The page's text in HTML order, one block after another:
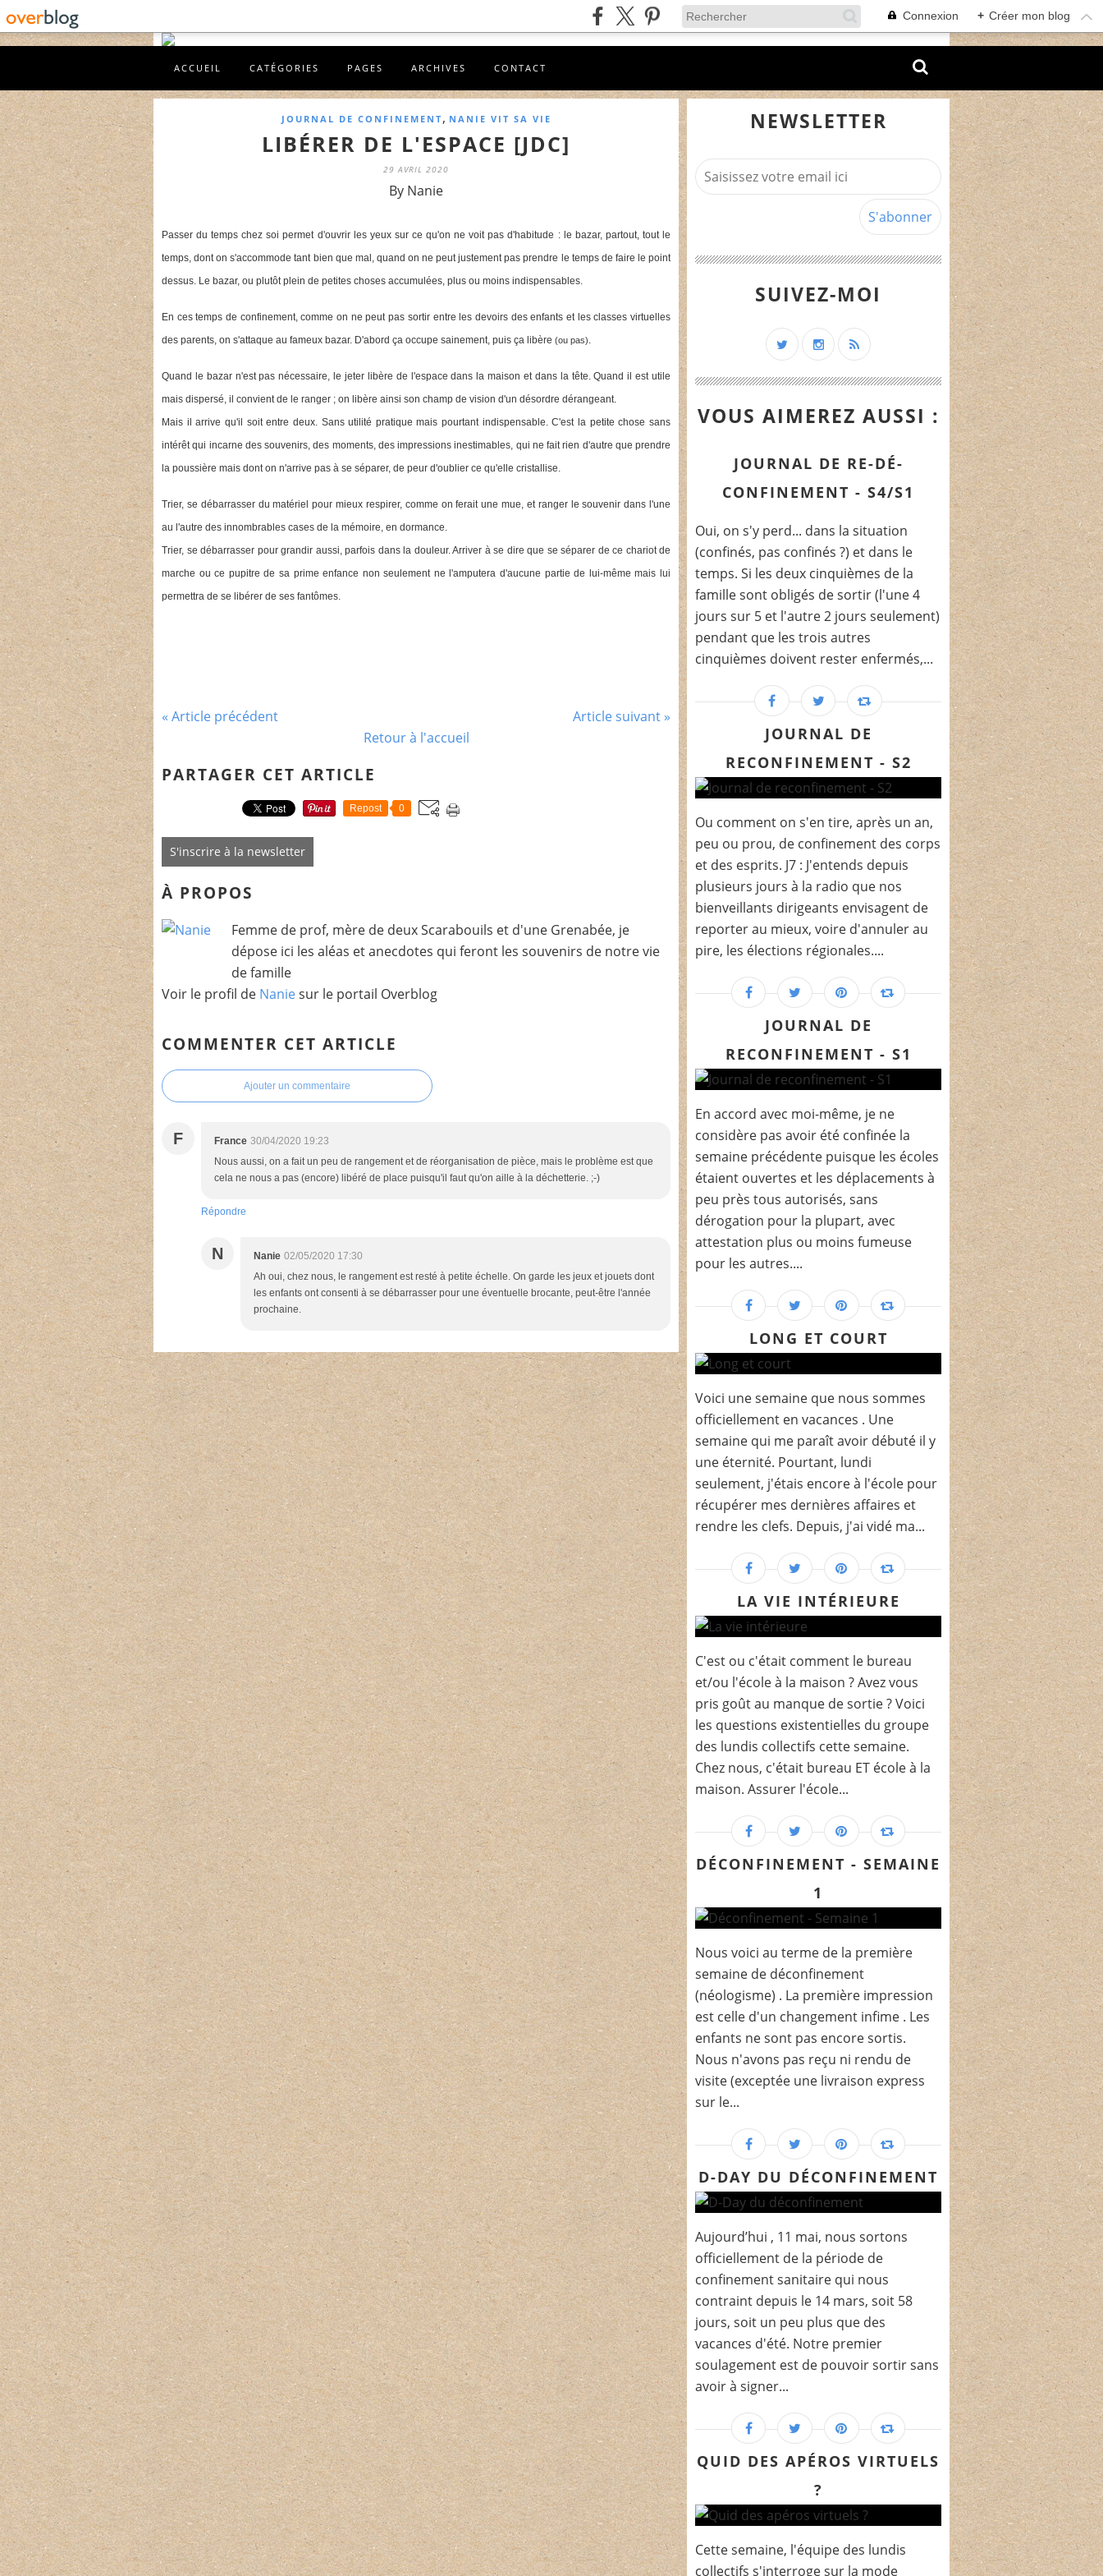
Connexion + Créer mon blog
ACCUEIL CATÉGORIES PAGES ARCHIVES CONTACT
JOURNAL DE CONFINEMENT, NANIE VIT SA VIE
LIBÉRER DE L'ESPACE [JDC]
29 AVRIL 2020
By Nanie
Passer du temps chez soi permet d'ouvrir les yeux sur ce qu'on ne voit pas d'habitude : le bazar, partout, tout le
temps, dont on s'accommode tant bien que mal, quand on ne peut justement pas prendre le temps de faire le point
dessus. Le bazar, ou plutôt plein de petites choses accumulées, plus ou moins indispensables.
En ces temps de confinement, comme on ne peut pas sortir entre les devoirs des enfants et les classes virtuelles
des parents, on s'attaque au fameux bazar. D'abord ça occupe sainement, puis ça libère (ou pas).
Quand le bazar n'est pas nécessaire, le jeter libère de l'espace dans la maison et dans la tête. Quand il est utile
mais dispersé, il convient de le ranger ; on libère ainsi son champ de vision d'un désordre dérangeant.
Mais il arrive qu'il soit entre deux. Sans utilité pratique mais pourtant indispensable. C'est la petite chose sans
intérêt qui incarne des souvenirs, des moments, des impressions inestimables, qui ne fait rien d'autre que prendre
la poussière mais dont on n'arrive pas à se séparer, de peur d'oublier ce qu'elle cristallise.
Trier, se débarrasser du matériel pour mieux respirer, comme on ferait une mue, et ranger le souvenir dans l'une
au l'autre des innombrables cases de la mémoire, en dormance.
Trier, se débarrasser pour grandir aussi, parfois dans la douleur. Arriver à se dire que se séparer de ce chariot de
marche ou ce pupitre de sa prime enfance non seulement ne l'amputera d'aucune partie de lui-même mais lui
permettra de se libérer de ses fantômes.
« Article précédent
Article suivant »
Retour à l'accueil
PARTAGER CET ARTICLE
Repost 0
S'inscrire à la newsletter
À PROPOS
Femme de prof, mère de deux Scarabouils et d'une Grenabée, je
dépose ici les aléas et anecdotes qui feront les souvenirs de notre vie
de famille
Voir le profil de Naniesur le portail Overblog
COMMENTER CET ARTICLE
Ajouter un commentaire
F France 30/04/2020 19:23
Nous aussi, on a fait un peu de rangement et de réorganisation de pièce, mais le problème est que
cela ne nous a pas (encore) libéré de place puisqu'il faut qu'on aille à la déchetterie. ;-)
Répondre
N Nanie 02/05/2020 17:30
Ah oui, chez nous, le rangement est resté à petite échelle. On garde les jeux et jouets dont
les enfants ont consenti à se débarrasser pour une éventuelle brocante, peut-être l'année
prochaine.
NEWSLETTER
SUIVEZ-MOI
VOUS AIMEREZ AUSSI :
JOURNAL DE RE-DÉ-
CONFINEMENT - S4/S1
Oui, on s'y perd... dans la situation
(confinés, pas confinés ?) et dans le
temps. Si les deux cinquièmes de la
famille sont obligés de sortir (l'une 4
jours sur 5 et l'autre 2 jours seulement)
pendant que les trois autres
cinquièmes doivent rester enfermés,...
JOURNAL DE
RECONFINEMENT - S2
Ou comment on s'en tire, après un an,
peu ou prou, de confinement des corps
et des esprits. J7 : J'entends depuis
plusieurs jours à la radio que nos
bienveillants dirigeants envisagent de
reporter au mieux, voire d'annuler au
pire, les élections régionales....
JOURNAL DE
RECONFINEMENT - S1
En accord avec moi-même, je ne
considère pas avoir été confinée la
semaine précédente puisque les écoles
étaient ouvertes et les déplacements à
peu près tous autorisés, sans
dérogation pour la plupart, avec
attestation plus ou moins fumeuse
pour les autres....
LONG ET COURT
Voici une semaine que nous sommes
officiellement en vacances . Une
semaine qui me paraît avoir débuté il y
une éternité. Pourtant, lundi
seulement, j'étais encore à l'école pour
récupérer mes dernières affaires et
rendre les clefs. Depuis, j'ai vidé ma...
LA VIE INTÉRIEURE
C'est ou c'était comment le bureau
et/ou l'école à la maison ? Avez vous
pris goût au manque de sortie ? Voici
les questions existentielles du groupe
des lundis collectifs cette semaine.
Chez nous, c'était bureau ET école à la
maison. Assurer l'école...
DÉCONFINEMENT - SEMAINE
1
Nous voici au terme de la première
semaine de déconfinement
(néologisme) . La première impression
est celle d'un changement infime . Les
enfants ne sont pas encore sortis.
Nous n'avons pas reçu ni rendu de
visite (exceptée une livraison express
sur le...
D-DAY DU DÉCONFINEMENT
Aujourd’hui , 11 mai, nous sortons
officiellement de la période de
confinement sanitaire qui nous
contraint depuis le 14 mars, soit 58
jours, soit un peu plus que des
vacances d'été. Notre premier
soulagement est de pouvoir sortir sans
avoir à signer...
QUID DES APÉROS VIRTUELS
?
Cette semaine, l'équipe des lundis
collectifs s'interroge sur la mode